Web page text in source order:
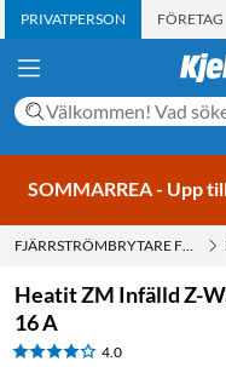
PRIVATPERSON FÖRETAG
SOMMARREA - Upp
FJÄRRSTRÖMBRYTARE FÖR
Heatit ZM Infälld Z-
16 A
4.0